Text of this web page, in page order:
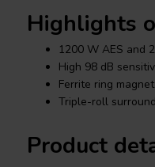
Highlights
1200 W AES and
High 98 dB
Ferrite ring
Triple-roll
Product